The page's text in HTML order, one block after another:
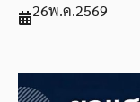
26พ.ค.2569